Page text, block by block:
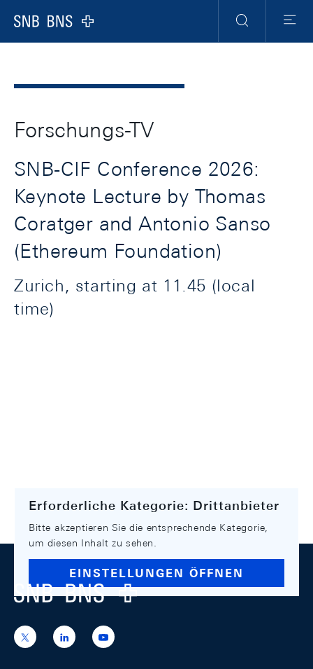
Logo
Navigation
Suche Menu
Forschungs-TV
SNB-CIF Conference 2026:
Keynote Lecture by Thomas
Coratger and Antonio Sanso
(Ethereum Foundation)
Zurich, starting at 11.45 (local
time)
Erforderliche Kategorie: Drittanbieter
Bitte akzeptieren Sie die entsprechende Kategorie,
um diesen Inhalt zu sehen.
EINSTELLUNGEN ÖFFNEN
Footer
Logo
https://x.com/snb_bns
https://ch.linkedin.com/company/swiss-
national-
https://www.youtube.com/